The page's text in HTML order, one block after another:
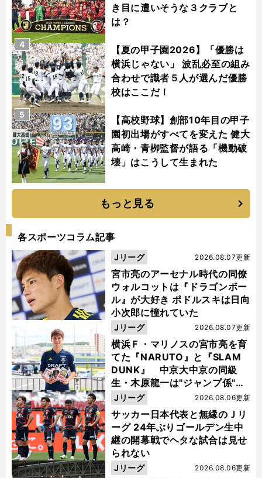
き目に遭いそうな３クラブと
は？
【夏の甲子園2026】「優勝は
横浜じゃない」 波乱必至の組み
合わせで識者５人が選んだ優勝
校はここだ！
4
【高校野球】創部10年目の甲子
園初出場がすべてを変えた 健大
高崎・青栁監督が語る「機動破
壊」はこうして生まれた
5
もっと見る
各スポーツコラム記事
宮市亮のアーセナル時代の同僚
ウォルコットは『ドラゴンボー
ル』が大好き ポドルスキは日向
小次郎に憧れていた
2026.08.07更新
Jリーグ
横浜Ｆ・マリノスの宮市亮を育
てた『NARUTO』と『SLAM
DUNK』 中京大中京の同級
生・木原龍一は"ジャンプ係"だ
った
2026.08.07更新
Jリーグ
サッカー日本代表と無縁のＪリ
ーグ 24年ぶりゴールデン生中
継の開幕戦でヘタな試合は見せ
られない
2026.08.06更新
Jリーグ
2026.08.06更新
Jリーグ